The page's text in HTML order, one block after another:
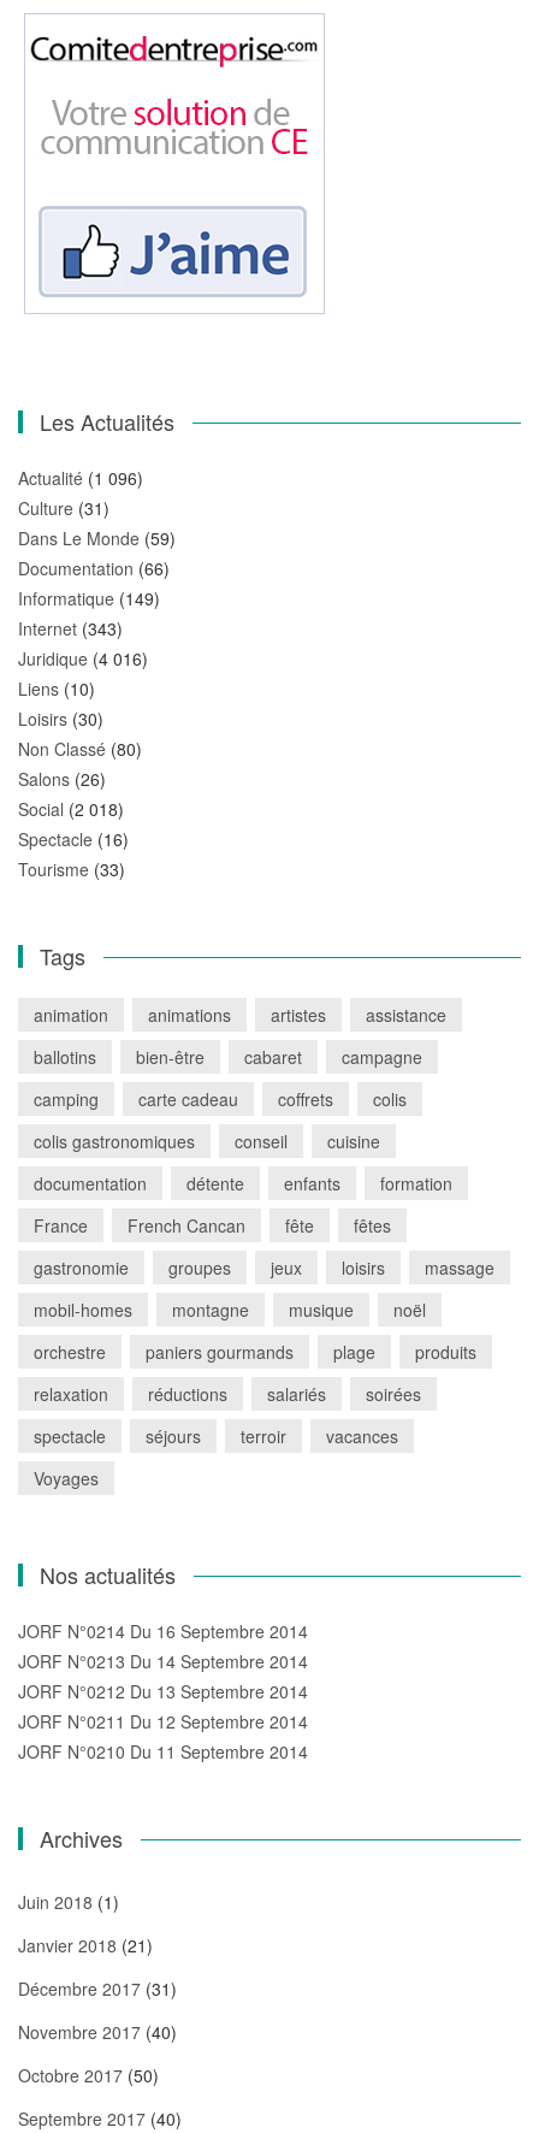
Les Actualités
Actualité (1 096)
Culture (31)
Dans Le Monde (59)
Documentation (66)
Informatique (149)
Internet (343)
Juridique (4 016)
Liens (10)
Loisirs (30)
Non Classé (80)
Salons (26)
Social (2 018)
Spectacle (16)
Tourisme (33)
Tags
animation animations artistes
assistance
ballotins
bien-être cabaret
campagne
camping
carte cadeau coffrets
colis
colis gastronomiques
conseil
cuisine
documentation
détente enfants
formation
France
French Cancan fête
fêtes
gastronomie
groupes jeux loisirs
massage
mobil-homes
montagne musique
noël
orchestre
paniers gourmands plage
produits
relaxation
réductions salariés
soirées
spectacle
séjours terroir
vacances
Voyages
Nos actualités
JORF N°0214 Du 16 Septembre 2014
JORF N°0213 Du 14 Septembre 2014
JORF N°0212 Du 13 Septembre 2014
JORF N°0211 Du 12 Septembre 2014
JORF N°0210 Du 11 Septembre 2014
Archives
Juin 2018 (1)
Janvier 2018 (21)
Décembre 2017 (31)
Novembre 2017 (40)
Octobre 2017 (50)
Septembre 2017 (40)